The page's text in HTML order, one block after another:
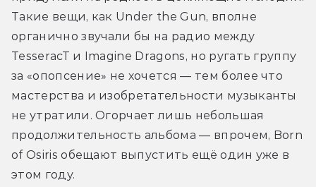
Такие вещи, как Under the Gun, вполне
органично звучали бы на радио между
TesseracT и Imagine Dragons, но ругать группу
за «опопсение» не хочется — тем более что
мастерства и изобретательности музыканты
не утратили. Огорчает лишь небольшая
продолжительность альбома — впрочем, Born
of Osiris обещают выпустить ещё один уже в
этом году.